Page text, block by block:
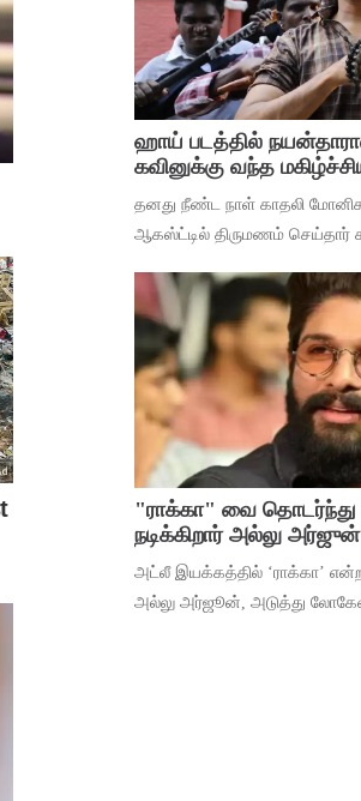
ஹாய் படத்தில்
கவினுக்கு வந்த
தனது நீண்ட நாள் காதலி
ஆகஸ்ட்டில் திருமணம் செய்தார்
மூலம் ஹீரோவாக மாறி வெற்றிபெ
"ராக்கா" வை தொடர்ந்து
நடிக்கிறார் அல்லு
அட்லீ இயக்கத்தில் ‘ராக்கா’ என்ற
அல்லு அர்ஜூன், அடுத்து